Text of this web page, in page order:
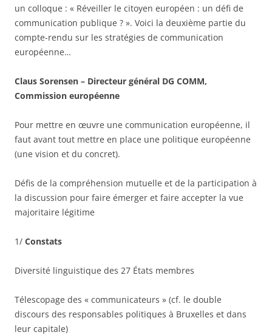
un colloque : « Réveiller le citoyen européen : un défi de
communication publique ? ». Voici la deuxième partie du
compte-rendu sur les stratégies de communication
européenne…
Claus Sorensen – Directeur général DG COMM,
Commission européenne
Pour mettre en œuvre une communication européenne, il
faut avant tout mettre en place une politique européenne
(une vision et du concret).
Défis de la compréhension mutuelle et de la participation à
la discussion pour faire émerger et faire accepter la vue
majoritaire légitime
1/ Constats
Diversité linguistique des 27 États membres
Télescopage des « communicateurs » (cf. le double
discours des responsables politiques à Bruxelles et dans
leur capitale)